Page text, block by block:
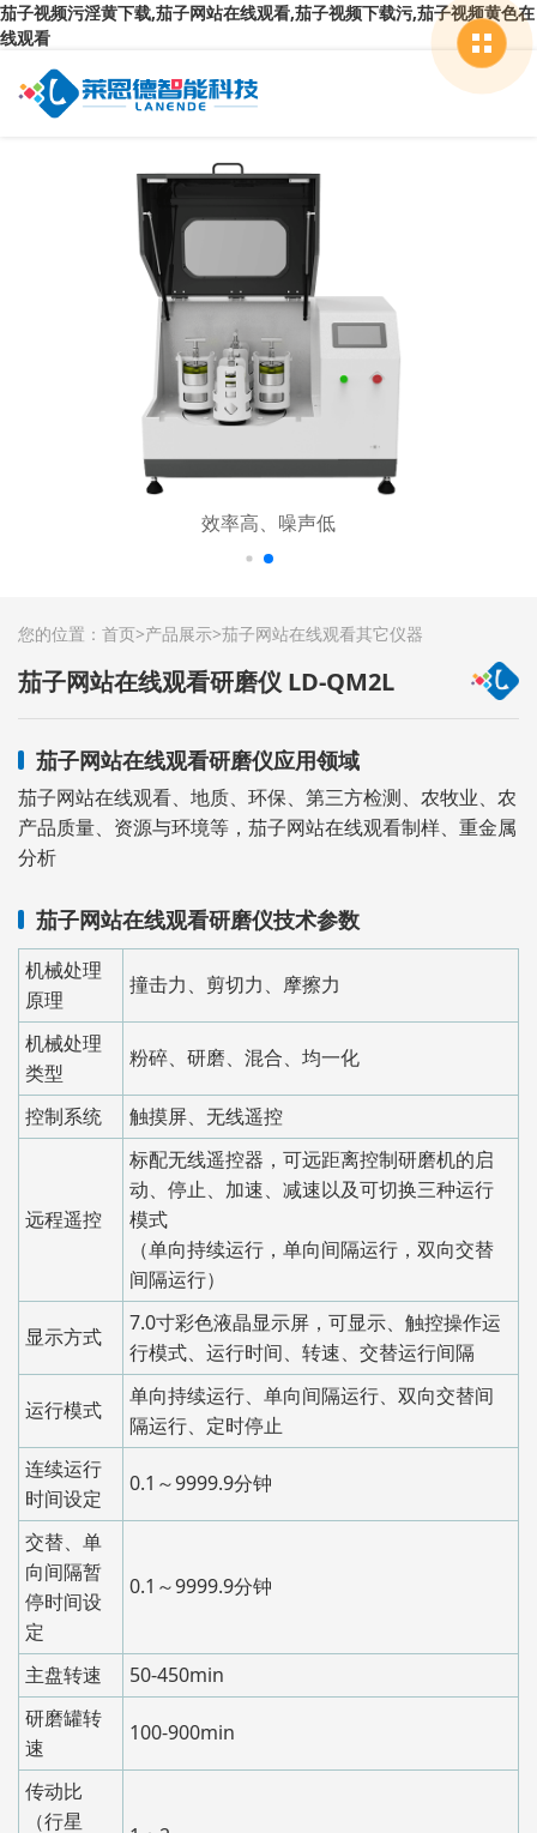
茄子视频污淫黄下载,茄子网站在线观看,茄子视频下载污,茄子视频黄色在
线观看
效率高、噪声低
您的位置： 首页>产品展示>茄子网站在线观看其它仪器
茄子网站在线观看研磨仪 LD-QM2L
茄子网站在线观看研磨仪应用领域
茄子网站在线观看、地质、环保、第三方检测、农牧业、农
产品质量、资源与环境等，茄子网站在线观看制样、重金属
分析
茄子网站在线观看研磨仪技术参数
机械处理
原理
撞击力、剪切力、摩擦力
机械处理
类型
粉碎、研磨、混合、均一化
控制系统 触摸屏、无线遥控
远程遥控
标配无线遥控器，可远距离控制研磨机的启
动、停止、加速、减速以及可切换三种运行
模式
（单向持续运行，单向间隔运行，双向交替
间隔运行）
显示方式
7.0寸彩色液晶显示屏，可显示、触控操作运
行模式、运行时间、转速、交替运行间隔
运行模式
单向持续运行、单向间隔运行、双向交替间
隔运行、定时停止
连续运行
时间设定
0.1～9999.9分钟
交替、单
向间隔暂
停时间设
定
0.1～9999.9分钟
主盘转速
50-450min
研磨罐转
速
100-900min
传动比
（行星